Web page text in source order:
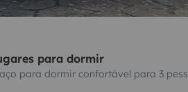
para dormir
para dormir confortável para 3